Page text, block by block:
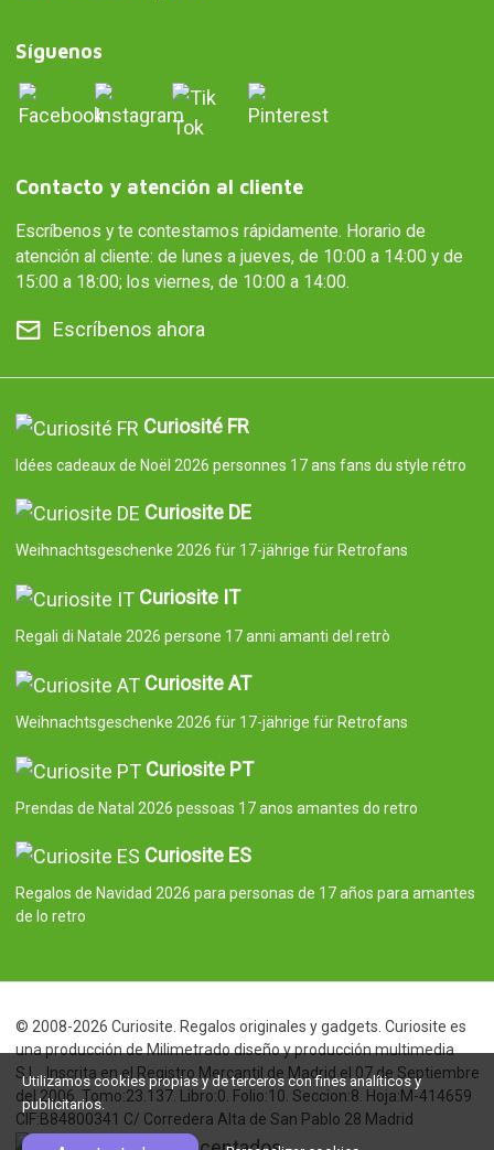
Síguenos
Contacto y atención al cliente
Escríbenos y te contestamos rápidamente. Horario de
atención al cliente: de lunes a jueves, de 10:00 a 14:00 y de
15:00 a 18:00; los viernes, de 10:00 a 14:00.
Escríbenos ahora
Curiosité FR
Idées cadeaux de Noël 2026 personnes 17 ans fans du style rétro
Curiosite DE
Weihnachtsgeschenke 2026 für 17-jährige für Retrofans
Curiosite IT
Regali di Natale 2026 persone 17 anni amanti del retrò
Curiosite AT
Weihnachtsgeschenke 2026 für 17-jährige für Retrofans
Curiosite PT
Prendas de Natal 2026 pessoas 17 anos amantes do retro
Curiosite ES
Regalos de Navidad 2026 para personas de 17 años para amantes
de lo retro
© 2008-2026 Curiosite. Regalos originales y gadgets. Curiosite es
una producción de Milimetrado diseño y producción multimedia
S.L.. Inscrita en el Registro Mercantil de Madrid el 07 de Septiembre
del 2006. Tomo:23.137. Libro:0. Folio:10. Seccion:8. Hoja:M-414659
CIF:B84800341 C/ Corredera Alta de San Pablo 28 Madrid
Utilizamos cookies propias y de terceros con fines analíticos y
publicitarios.